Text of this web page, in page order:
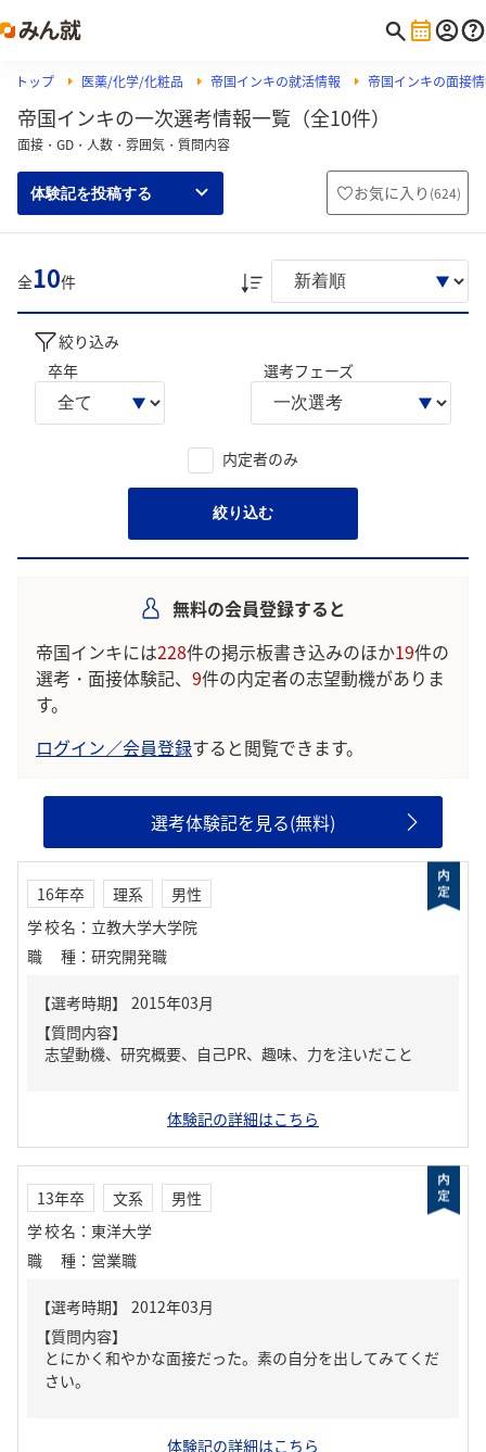
トップ 医薬/化学/化粧品 帝国インキの就活情報 帝国インキの面接
帝国インキの一次選考情報一覧（全10件）
面接・GD・人数・雰囲気・質問内容
体験記を投稿する お気に入り (624)
全10件
絞り込み
卒年
選考フェーズ
内定者のみ
絞り込む
無料の会員登録すると
帝国インキには228件の掲示板書き込みのほか19件の
選考・面接体験記、 9件の内定者の志望動機がありま
す。
ログイン／会員登録すると閲覧できます。
選考体験記を見る(無料)
16年卒 理系
男性
学校名 ： 立教大学大学院
職種 ： 研究開発職
【質問内容】
志望動機、研究概要、自己PR、趣味、力を注いだこと
体験記の詳細はこちら
13年卒 文系
男性
学校名 ： 東洋大学
職種 ： 営業職
【質問内容】
とにかく和やかな面接だった。素の自分を出してみてくだ
さい。
体験記の詳細はこちら